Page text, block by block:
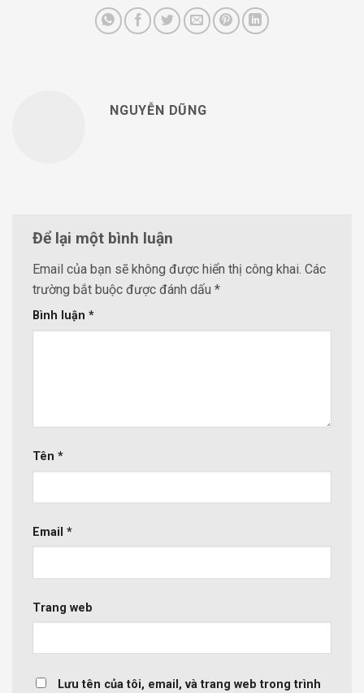
NGUYỄN DŨNG
Để lại một bình luận
Email của bạn sẽ không được hiển thị công khai. Các
trường bắt buộc được đánh dấu *
Bình luận *
Tên *
Email *
Trang web
Lưu tên của tôi, email, và trang web trong trình